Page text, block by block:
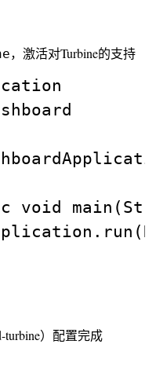
，激活对Turbine的支持
turbine）配置完成